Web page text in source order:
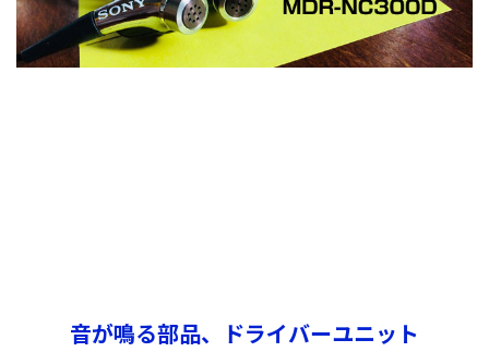
音が鳴る部品、ドライバーユニット